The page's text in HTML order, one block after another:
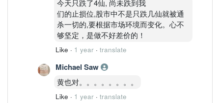
今天只跌了4仙, 尚未跌到我
们的止损位,股市中不是只跌几仙就被通
杀一切的,要根据市场环境而变化。心不
够坚定，是做不好差价的！
Like · 1 year · translate
Michael Saw
黄也对。。。。。。。。
Like · 1 year · translate